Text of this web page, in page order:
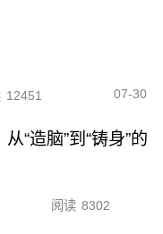
12451 07-30
“造脑”到“铸身”的
阅读 8302